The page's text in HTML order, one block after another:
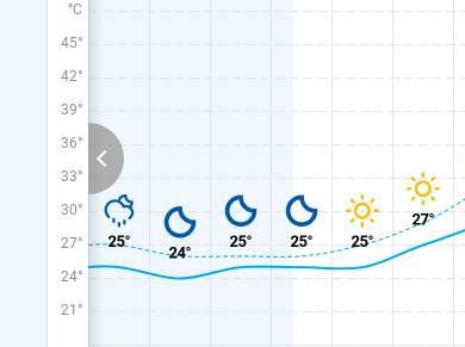
°C
45°
42°
39°
36°
33°
30°
27°
24°
21°